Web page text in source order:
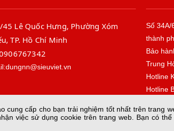
45 Lê Quốc Hưng, Phường Xóm
TP. Hồ Chí Minh
Số 34A/
thành
Bảo
Trung
Hotline
Hotline
cung cấp cho bạn trải nghiệm tốt nhất trên trang
việc sử dụng cookie trên trang web. Bạn có